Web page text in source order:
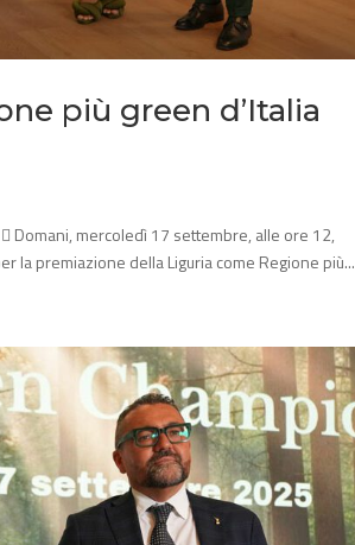
più green d’Italia
Domani, mercoledì 17 settembre, alle ore 12,
la premiazione della Liguria come Regione più...